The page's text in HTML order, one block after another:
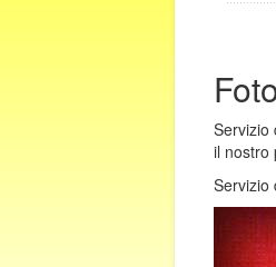
Servizio
il nostro
Servizio